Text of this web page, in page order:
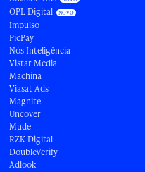
OPL Digital
Impulso
PicPay
Nós Inteligência
Vistar Media
Machina
Viasat Ads
Magnite
Uncover
Mude
RZK Digital
DoubleVerify
Adlook